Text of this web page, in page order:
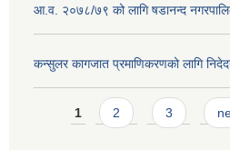
आ.व. २०७८/७९ को लागि षडानन्द
कन्सुलर कागजात प्रमाणिकरणको लागि
Pages
1 2 3